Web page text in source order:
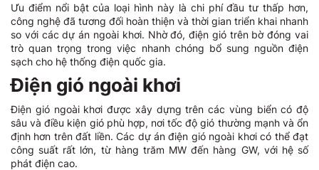
Ưu điểm nổi bật của loại hình này là chi phí đầu tư thấp hơn,
công nghệ đã tương đối hoàn thiện và thời gian triển khai nhanh
so với các dự án ngoài khơi. Nhờ đó, điện gió trên bờ đóng vai
trò quan trọng trong việc nhanh chóng bổ sung nguồn điện
sạch cho hệ thống điện quốc gia.
Điện gió ngoài khơi
Điện gió ngoài khơi được xây dựng trên các vùng biển có độ
sâu và điều kiện gió phù hợp, nơi tốc độ gió thường mạnh và ổn
định hơn trên đất liền. Các dự án điện gió ngoài khơi có thể đạt
công suất rất lớn, từ hàng trăm MW đến hàng GW, với hệ số
phát điện cao.